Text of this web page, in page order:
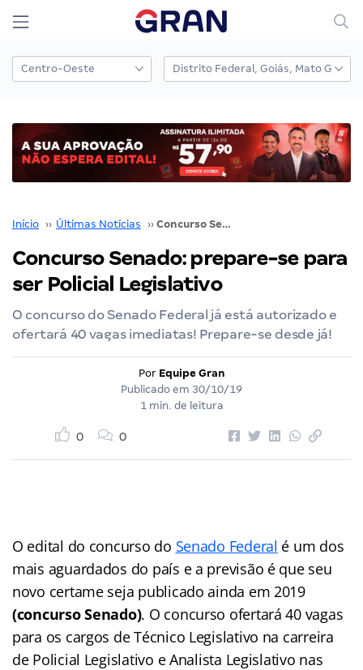
Início ›› Últimas Notícias ›› Concurso Senado: prepare-se para ser Policial Legislativo
Concurso Senado: prepare-se para
ser Policial Legislativo
O concurso do Senado Federal já está autorizado e
ofertará 40 vagas imediatas! Prepare-se desde já!
Por Equipe Gran
Publicado em 30/10/19
1 min. de leitura
0 0
O edital do concurso do Senado Federal é um dos
mais aguardados do país e a previsão é que seu
novo certame seja publicado ainda em 2019
(concurso Senado). O concurso ofertará 40 vagas
para os cargos de Técnico Legislativo na carreira
de Policial Legislativo e Analista Legislativo nas